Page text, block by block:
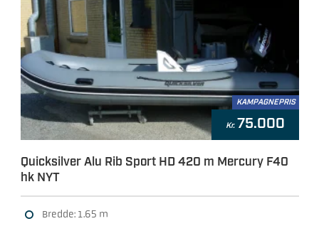
KAMPAGNEPRIS
Kr. 75.000
Quicksilver Alu Rib Sport HD 420 m Mercury F40
hk NYT
Bredde: 1.65 m